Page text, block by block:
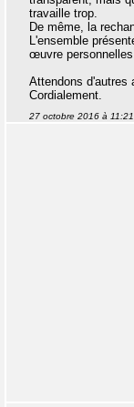
travaille trop.
De même, la
L'ensemble
œuvre
Attendons d'autres
Cordialement.
27 octobre 2016 à 11:21